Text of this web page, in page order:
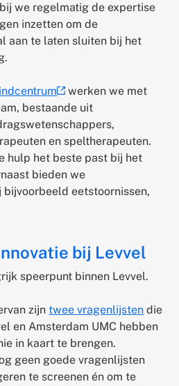
we regelmatig de expertise
inzetten om de
aan te laten sluiten bij het
(externe
link)
werken we met
bestaande uit
en speltherapeuten.
hulp het beste past bij het
bieden we
eetstoornissen,
bij Levvel
speerpunt binnen Levvel.
zijntwee vragenlijsten die
en Amsterdam UMC hebben
in kaart te brengen.
geen goede vragenlijsten
te screenen én om te